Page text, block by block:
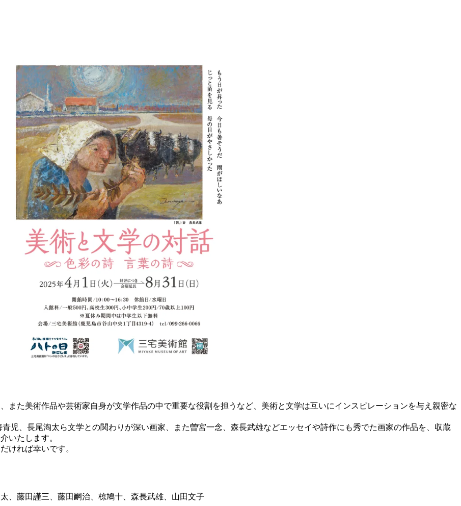
た美術作品や芸術家自身が文学作品の中で重要な役割を担うなど、美術と文学は互いにインスピレーションを与え親密な
、長尾淘太ら文学との関わりが深い画家、また曽宮一念、森長武雄などエッセイや詩作にも秀でた画家の作品を、収蔵
いたします。
ければ幸いです。
、藤田謹三、藤田嗣治、椋鳩十、森長武雄、山田文子